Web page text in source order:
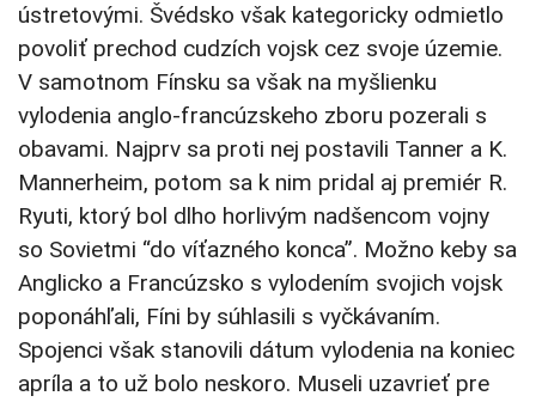
ústretovými. Švédsko však kategoricky odmietlo
povoliť prechod cudzích vojsk cez svoje územie.
V samotnom Fínsku sa však na myšlienku
vylodenia anglo-francúzskeho zboru pozerali s
obavami. Najprv sa proti nej postavili Tanner a K.
Mannerheim, potom sa k nim pridal aj premiér R.
Ryuti, ktorý bol dlho horlivým nadšencom vojny
so Sovietmi “do víťazného konca”. Možno keby sa
Anglicko a Francúzsko s vylodením svojich vojsk
poponáhľali, Fíni by súhlasili s vyčkávaním.
Spojenci však stanovili dátum vylodenia na koniec
apríla a to už bolo neskoro. Museli uzavrieť pre